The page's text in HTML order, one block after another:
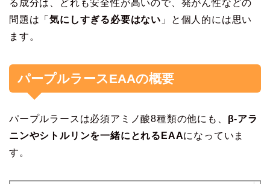
る成分は、どれも安全性が高いので、発がん性などの
問題は「気にしすぎる必要はない 」と個人的には思い
ます。
パープルラースEAAの概要
パープルラースは必須アミノ酸8種類の他にも、 β-アラ
ニンやシトルリンを一緒にとれるEAAになっていま
す。